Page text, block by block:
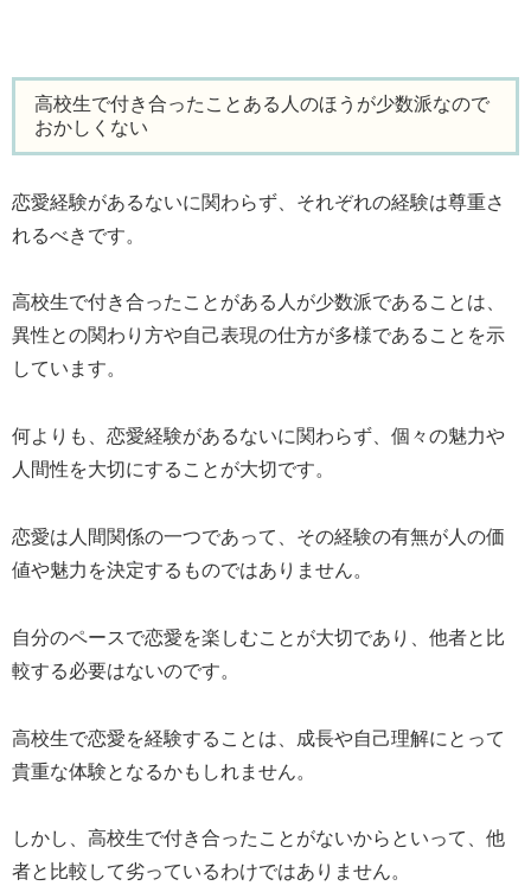
高校生で付き合ったことある人のほうが少数派なので
おかしくない
恋愛経験があるないに関わらず、それぞれの経験は尊重さ
れるべきです。
高校生で付き合ったことがある人が少数派であることは、
異性との関わり方や自己表現の仕方が多様であることを示
しています。
何よりも、恋愛経験があるないに関わらず、個々の魅力や
人間性を大切にすることが大切です。
恋愛は人間関係の一つであって、その経験の有無が人の価
値や魅力を決定するものではありません。
自分のペースで恋愛を楽しむことが大切であり、他者と比
較する必要はないのです。
高校生で恋愛を経験することは、成長や自己理解にとって
貴重な体験となるかもしれません。
しかし、高校生で付き合ったことがないからといって、他
者と比較して劣っているわけではありません。